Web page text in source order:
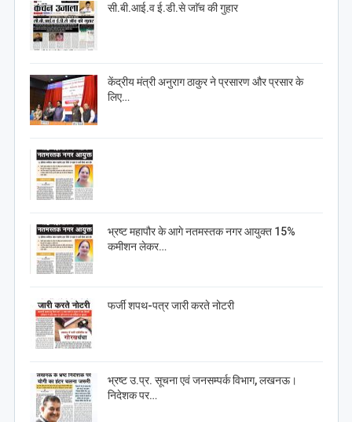
सी.बी.आई.व ई.डी.से जाॅच की गुहार
केंद्रीय मंत्री अनुराग ठाकुर ने प्रसारण और प्रसार के
लिए…
भ्रष्ट महापौर के आगे नतमस्तक नगर आयुक्त 15%
कमीशन लेकर…
फर्जी शपथ-पत्र जारी करते नोटरी
भ्रष्ट उ.प्र. सूचना एवं जनसम्पर्क विभाग, लखनऊ।
निदेशक पर…